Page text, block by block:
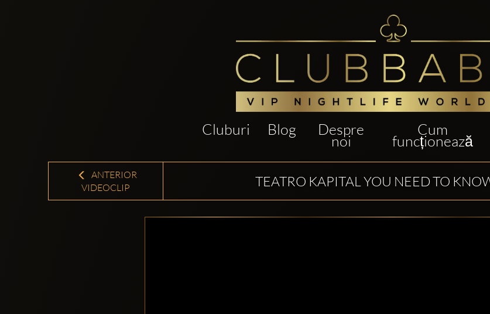
Cluburi Blog Despre
noi
Cum
funcționează
ANTERIOR
VIDEOCLIP
TEATRO KAPITAL YOU NEED TO